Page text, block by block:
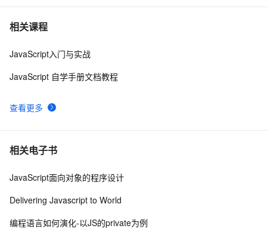
7 在IE下的JS编程需注意的内存释放问题
8 Ajax学习-Javascript实例1
相关课程
查看更多
JavaScript入门与实战
JavaScript 自学手册文档教程
相关电子书
JavaScript面向对象的程序设计
Delivering Javascript to World
编程语言如何演化-以JS的private为例